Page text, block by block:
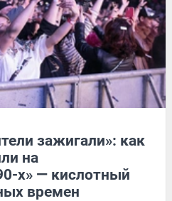
зажигали»: как
на
х» — кислотный
времен